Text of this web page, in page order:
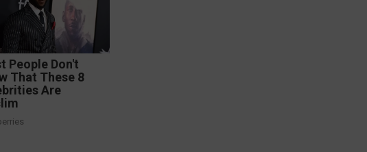
People Don't
That These 8
Are